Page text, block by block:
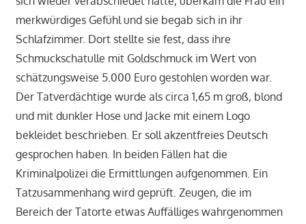
merkwürdiges Gefühl und sie begab sich in ihr
Schlafzimmer. Dort stellte sie fest, dass ihre
Schmuckschatulle mit Goldschmuck im Wert von
schätzungsweise 5.000 Euro gestohlen worden war.
Der Tatverdächtige wurde als circa 1,65 m groß, blond
und mit dunkler Hose und Jacke mit einem Logo
bekleidet beschrieben. Er soll akzentfreies Deutsch
gesprochen haben. In beiden Fällen hat die
Kriminalpolizei die Ermittlungen aufgenommen. Ein
Tatzusammenhang wird geprüft. Zeugen, die im
Bereich der Tatorte etwas Auffälliges wahrgenommen